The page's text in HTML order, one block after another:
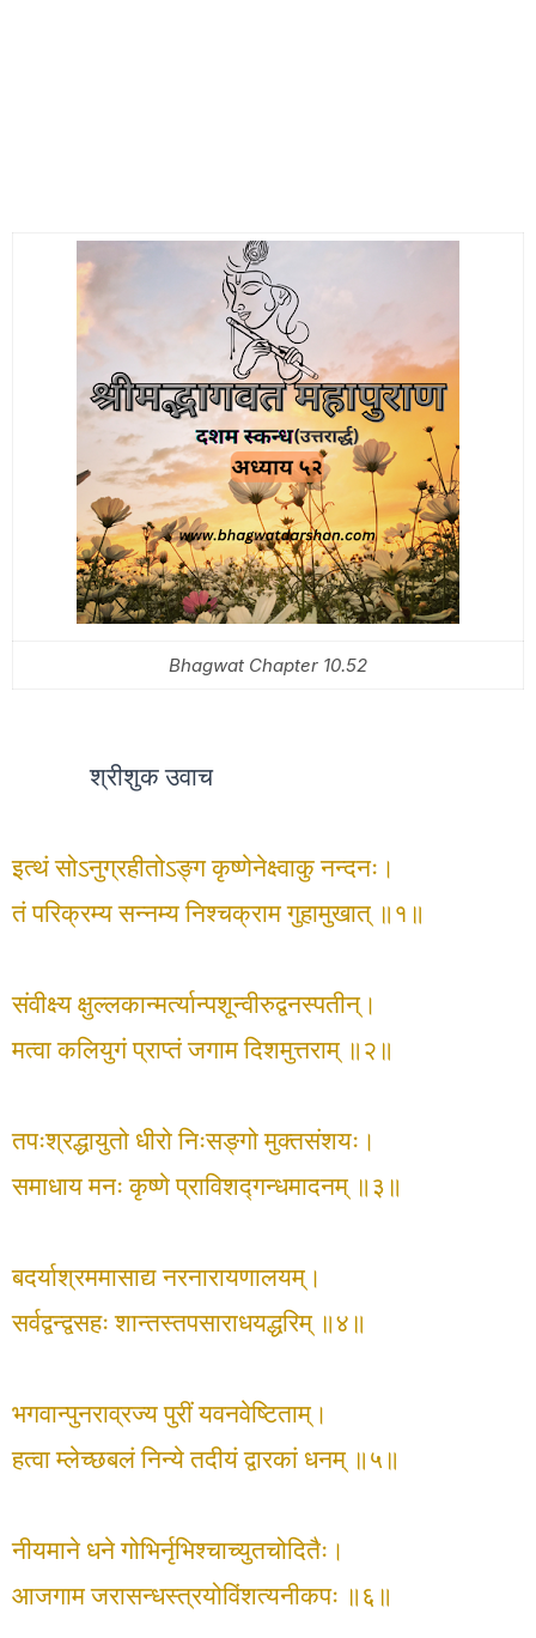
Bhagwat Chapter 10.52
श्रीशुक उवाच
इत्थं सोऽनुग्रहीतोऽङ्ग कृष्णेनेक्ष्वाकु नन्दनः।
तं परिक्रम्य सन्नम्य निश्चक्राम गुहामुखात् ॥१॥
संवीक्ष्य क्षुल्लकान्मर्त्यान्पशून्वीरुद्वनस्पतीन्।
मत्वा कलियुगं प्राप्तं जगाम दिशमुत्तराम् ॥२॥
तपःश्रद्धायुतो धीरो निःसङ्गो मुक्तसंशयः।
समाधाय मनः कृष्णे प्राविशद्गन्धमादनम् ॥३॥
बदर्याश्रममासाद्य नरनारायणालयम्।
सर्वद्वन्द्वसहः शान्तस्तपसाराधयद्धरिम् ॥४॥
भगवान्पुनराव्रज्य पुरीं यवनवेष्टिताम्।
हत्वा म्लेच्छबलं निन्ये तदीयं द्वारकां धनम् ॥५॥
नीयमाने धने गोभिर्नृभिश्चाच्युतचोदितैः।
आजगाम जरासन्धस्त्रयोविंशत्यनीकपः ॥६॥